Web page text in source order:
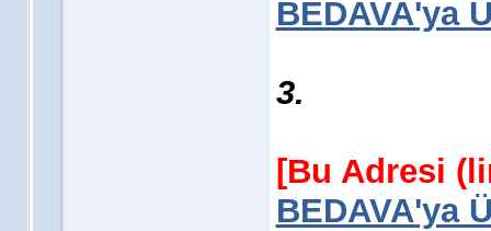
BEDAVA'ya
3.
[Bu Adresi
BEDAVA'ya